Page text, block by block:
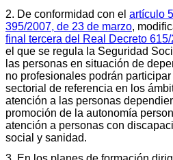
2. De conformidad con el artículo
395/2007, de 23 de marzo,
final tercera del Real Decreto
el que se regula la Seguridad
las personas en situación de
no profesionales podrán
sectorial de referencia en los
atención a las personas
promoción de la autonomía
atención a personas con
social y sanidad.